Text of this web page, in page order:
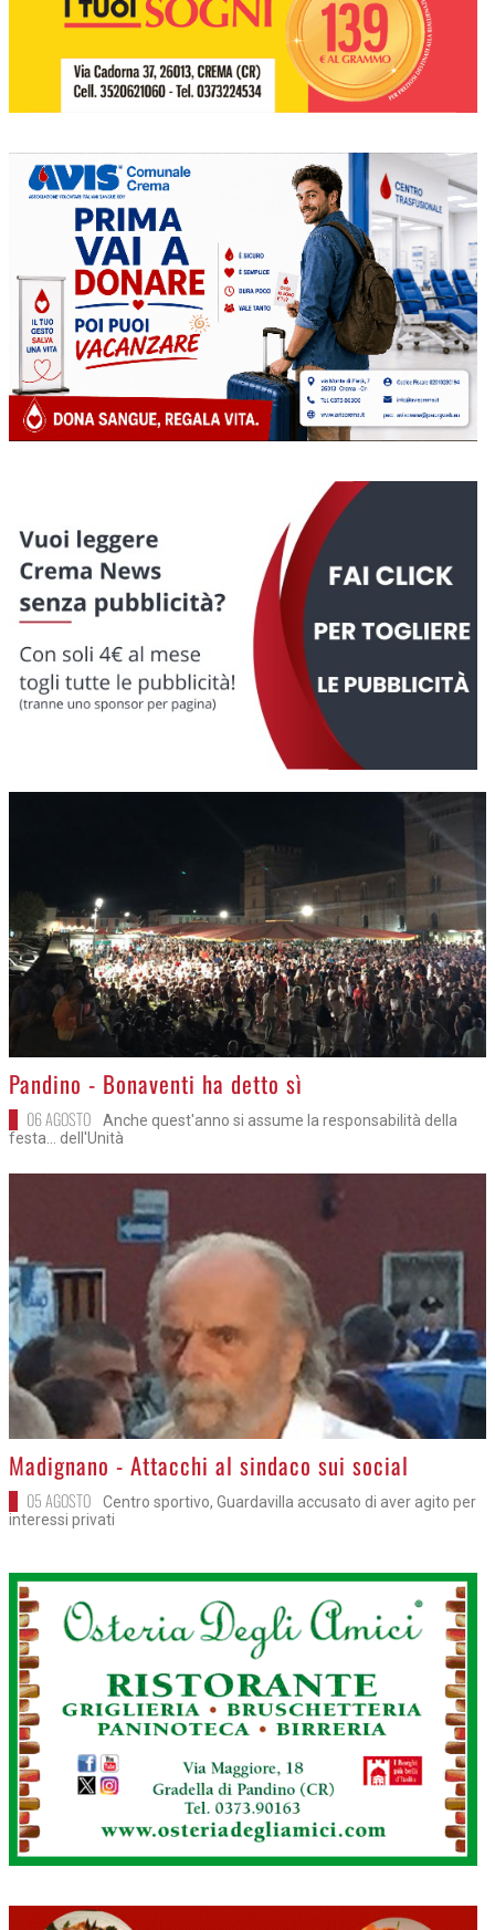
>
Pandino - Bonaventi ha detto sì
06 AGOSTO
Anche quest'anno si assume la responsabilità della
festa... dell'Unità
>Madignano - Attacchi al sindaco sui social
05 AGOSTO
Centro sportivo, Guardavilla accusato di aver agito per
interessi privati